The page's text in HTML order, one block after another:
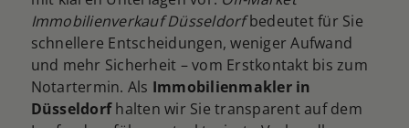
Immobilienverkauf Düsseldorfbedeutet für Sie
schnellere Entscheidungen, weniger Aufwand
und mehr Sicherheit – vom Erstkontakt bis zum
Notartermin. Als Immobilienmakler in
Düsseldorfhalten wir Sie transparent auf dem